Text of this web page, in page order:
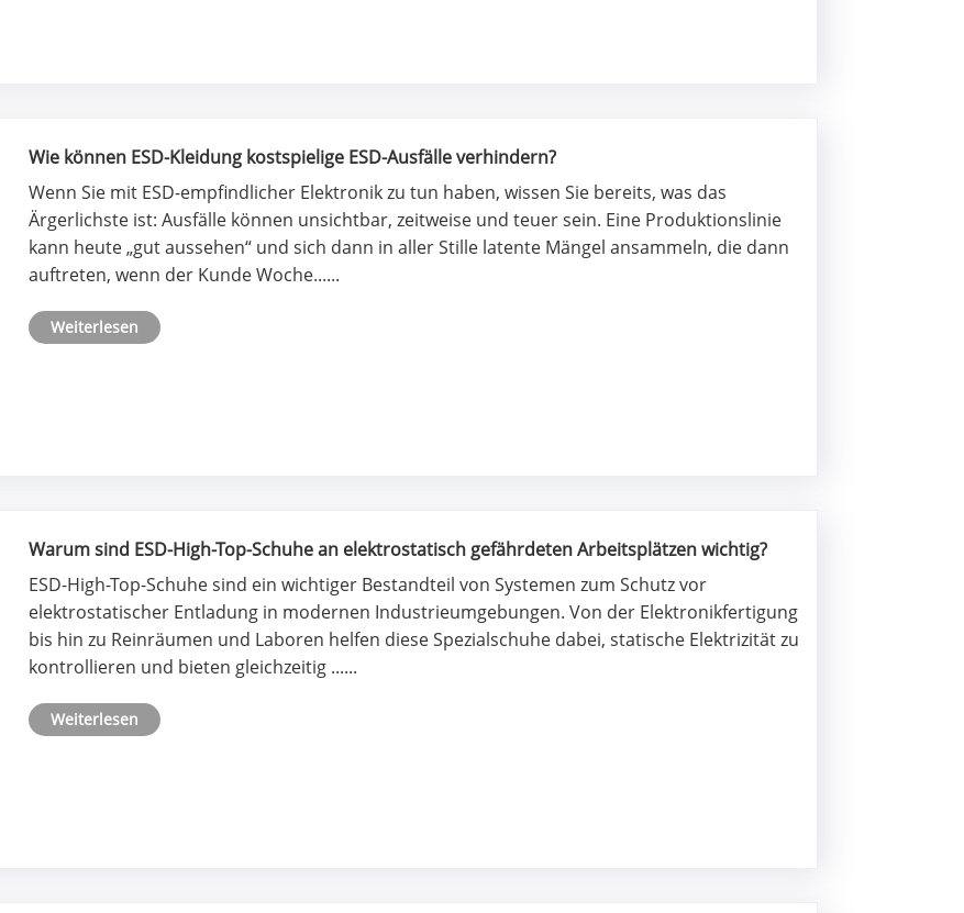
Wie können ESD-Kleidung kostspielige ESD-Ausfälle verhindern?
Wenn Sie mit ESD-empfindlicher Elektronik zu tun haben, wissen Sie bereits, was das
Ärgerlichste ist: Ausfälle können unsichtbar, zeitweise und teuer sein. Eine Produktionslinie
kann heute „gut aussehen“ und sich dann in aller Stille latente Mängel ansammeln, die dann
auftreten, wenn der Kunde Woche......
Weiterlesen
Warum sind ESD-High-Top-Schuhe an elektrostatisch gefährdeten Arbeitsplätzen wichtig?
ESD-High-Top-Schuhe sind ein wichtiger Bestandteil von Systemen zum Schutz vor
elektrostatischer Entladung in modernen Industrieumgebungen. Von der Elektronikfertigung
bis hin zu Reinräumen und Laboren helfen diese Spezialschuhe dabei, statische Elektrizität zu
kontrollieren und bieten gleichzeitig ......
Weiterlesen